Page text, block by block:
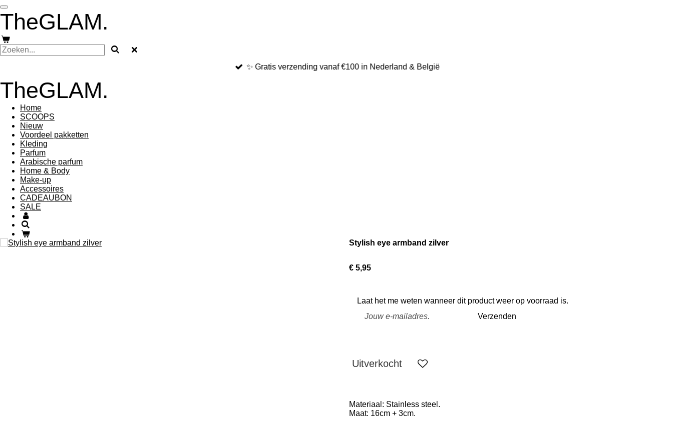
Ga
direct
de
hoofdinhoud
TheGLAM.
✨ Gratis verzending vanaf €100 in Nederland & België
TheGLAM.
Home
SCOOPS
Nieuw
Voordeel pakketten
Kleding
Parfum
Arabische parfum
Home & Body
Make-up
Accessoires
CADEAUBON
SALE
Stylish eye armband zilver
€ 5,95
Laat het me weten wanneer dit product weer op voorraad is.
Verzenden
Uitverkocht
Materiaal: Stainless steel.
Maat: 16cm + 3cm.